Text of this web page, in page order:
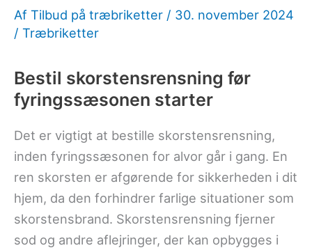
Af Tilbud på træbriketter / 30. november 2024
/ Træbriketter
Bestil skorstensrensning før
fyringssæsonen starter
Det er vigtigt at bestille skorstensrensning,
inden fyringssæsonen for alvor går i gang. En
ren skorsten er afgørende for sikkerheden i dit
hjem, da den forhindrer farlige situationer som
skorstensbrand. Skorstensrensning fjerner
sod og andre aflejringer, der kan opbygges i